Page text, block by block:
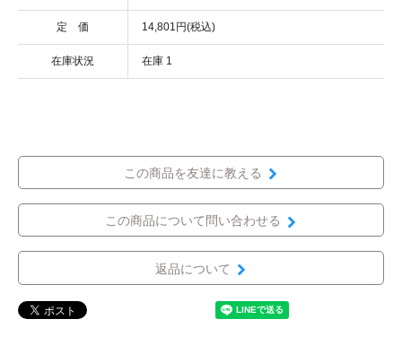
定 価 14,801円(税込)
在庫状況 在庫 1
この商品を友達に教える
この商品について問い合わせる
返品について